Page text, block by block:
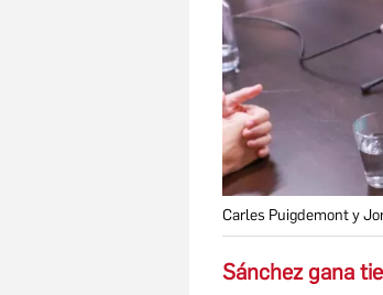
Carles Puigdemont y
Sánchez gana